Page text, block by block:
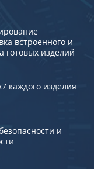
встроенного и
готовых изделий
каждого изделия
и